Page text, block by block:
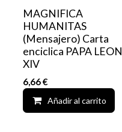
MAGNIFICA
HUMANITAS
(Mensajero) Carta
enciclica PAPA LEON
XIV
6,66€
Añadir al carrito